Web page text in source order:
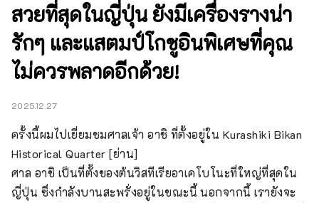
สวยที่สุดในญี่ปุ่น ยังมีเครื่องรางน่า
รักๆ และแสตมป์โกชูอินพิเศษที่คุณ
ไม่ควรพลาดอีกด้วย!
2025.12.27
ครั้งนี้ผมไปเยี่ยมชมศาลเจ้า อาชิ ที่ตั้งอยู่ใน Kurashiki Bikan
Historical Quarter [ย่าน]
ศาล อาชิ เป็นที่ตั้งของต้นวิสทีเรียอาเคโบโนะที่ใหญ่ที่สุดใน
ญี่ปุ่น ซึ่งกำลังบานสะพรั่งอยู่ในขณะนี้ นอกจากนี้ เรายังจะ